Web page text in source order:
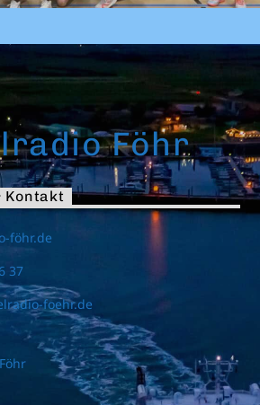
Föhr
Kontakt
föhr.de
37
foehr.de